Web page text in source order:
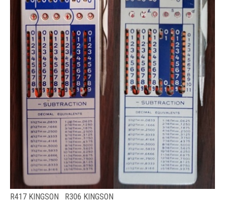
R417 KINGSON R306 KINGSON